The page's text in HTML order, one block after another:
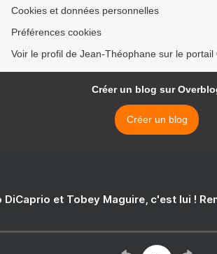
Cookies et données personnelles
Préférences cookies
Voir le profil de Jean-Théophane sur le portail
Créer un blog sur
Créer un blog
DiCaprio et Tobey Maguire, c'est lui !